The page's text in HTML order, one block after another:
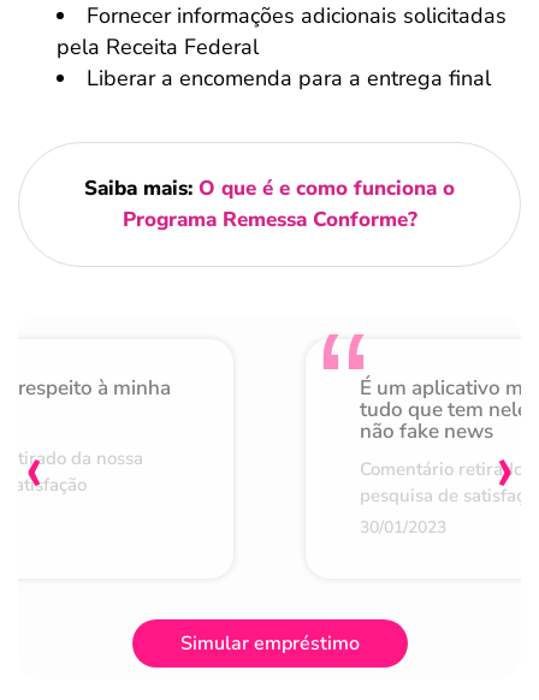
Fornecer informações adicionais solicitadas
pela Receita Federal
Liberar a encomenda para a entrega final
Saiba mais: O que é e como funciona o
Programa Remessa Conforme?
respeito à minha
da nossa
É um aplicativo
tudo que tem nele
não fake news
Comentário retirado
pesquisa de
30/01/2023
‹ ›
Simular empréstimo